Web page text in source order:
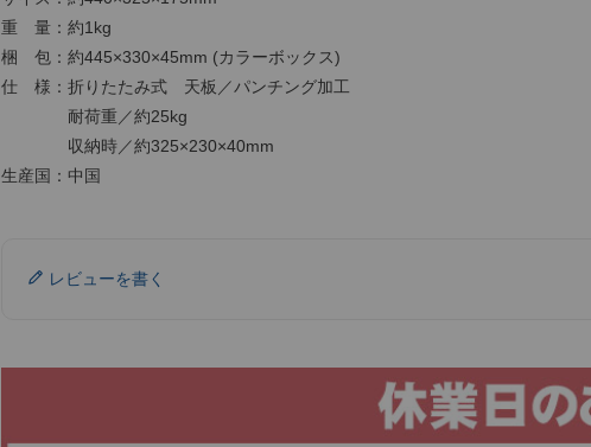
重 量：約1kg
梱 包：約445×330×45mm (カラーボックス)
仕 様：折りたたみ式 天板／パンチング加工
耐荷重／約25kg
収納時／約325×230×40mm
生産国：中国
レビューを書く